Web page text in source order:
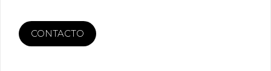
CONTACTO